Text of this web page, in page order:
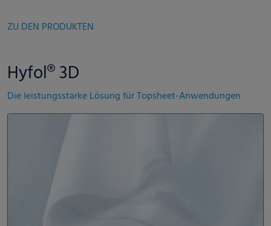
ZU DEN PRODUKTEN
Hyfol® 3D
Die leistungsstarke Lösung für Topsheet-Anwendungen